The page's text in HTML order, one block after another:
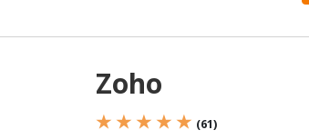
Zoho
★ ★ ★ ★ ★ (61)